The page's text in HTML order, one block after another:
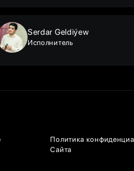
Serdar Geldiýew
Исполнитель
Политика
Сайта